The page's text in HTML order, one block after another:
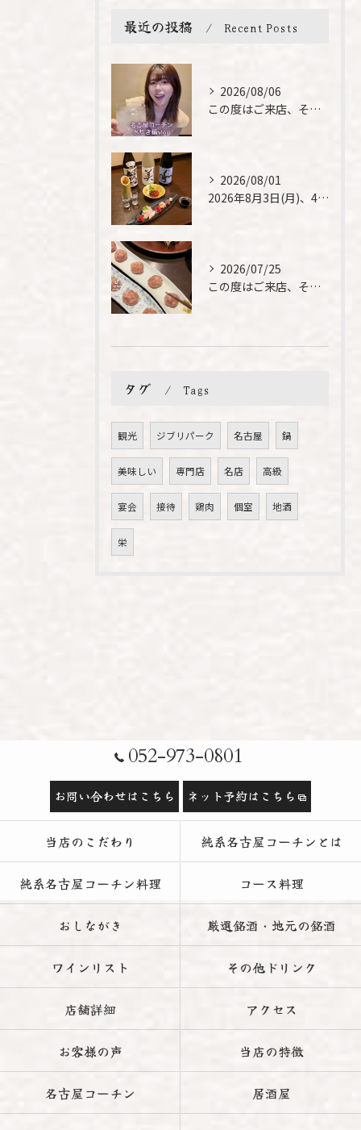
最近の投稿 Recent Posts
2026/08/06
この度はご来店、そして素敵なご紹介誠にありがとうございます✨...
2026/08/01
2026年8月3日(月)、4日(火)は、臨時休業させて頂きま...
2026/07/25
この度はご来店、そして素敵なご紹介誠にありがとうございます✨...
タグ Tags
観光 ジブリパーク 名古屋 鍋
美味しい 専門店 名店 高級
宴会 接待 鶏肉 個室 地酒
栄
052-973-0801
お問い合わせはこちら ネット予約はこちら
当店のこだわり 純系名古屋コーチンとは
純系名古屋コーチン料理 コース料理
おしながき 厳選銘酒・地元の銘酒
ワインリスト その他ドリンク
店舗詳細 アクセス
お客様の声 当店の特徴
名古屋コーチン 居酒屋